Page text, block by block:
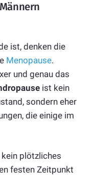
ist, denken die
Menopause.
und genau das
ist kein
sondern eher
die einige im
plötzliches
festen Zeitpunkt